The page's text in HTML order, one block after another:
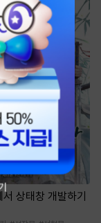
서 상태창 개발하기